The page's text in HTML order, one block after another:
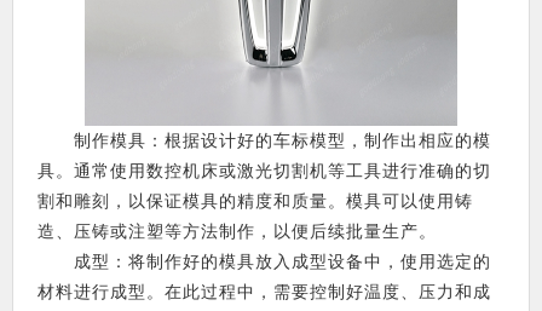
制作模具：根据设计好的车标模型，制作出相应的模
具。通常使用数控机床或激光切割机等工具进行准确的切
割和雕刻，以保证模具的精度和质量。模具可以使用铸
造、压铸或注塑等方法制作，以便后续批量生产。
成型：将制作好的模具放入成型设备中，使用选定的
材料进行成型。在此过程中，需要控制好温度、压力和成